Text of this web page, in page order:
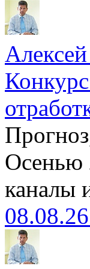
Осенью
каналы